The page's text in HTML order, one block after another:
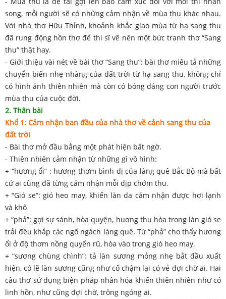
song, mỗi người sẽ có những cảm nhận về mùa thu khác nhau.
Với nhà thơ Hữu Thỉnh, khoảnh khắc giao mùa từ hạ sang thu
đã rung động hồn thơ để thi sĩ vẽ nên một bức tranh thơ “Sang
thu” thật hay.
- Giới thiệu vài nét về bài thơ “Sang thu”: bài thơ miêu tả những
chuyển biến nhẹ nhàng của đất trời từ hạ sang thu, không chỉ
có hình ảnh thiên nhiên mà còn có bóng dáng con người trước
mùa thu của cuộc đời.
2. Thân bài
Khổ 1: Cảm nhận ban đầu của nhà thơ về cảnh sang thu của
đất trời
- Bài thơ mở đầu bằng một phát hiện bất ngờ.
- Thiên nhiên cảm nhận từ những gì vô hình:
+ “hương ổi” : hương thơm bình dị của làng quê Bắc Bộ mà bất
cứ ai cũng đã từng cảm nhận mỗi dịp chớm thu.
+ “Gió se”: gió heo may, khiến làn da cảm nhận được hơi lạnh
và khô
+ “phả”: gợi sự sánh, hòa quyện, huơng thu hòa trong làn gió se
trải đều khắp các ngõ ngách làng quê. Từ “phả” cho thấy hương
ổi ở độ thơm nồng quyến rũ, hòa vào trong gió heo may.
+ “sương chùng chình”: tả làn sương mỏng nhẹ bắt đầu xuất
hiện, có lẽ làn sương cũng như cố chậm lại có vẻ đợi chờ ai. Hai
câu thơ sử dụng biện pháp nhân hóa khiến thiên nhiên như có
linh hồn, như cũng đợi chờ, trông ngóng ai.